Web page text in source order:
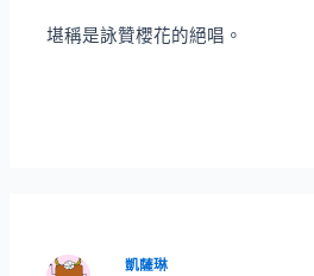
堪稱是詠贊櫻花的絕唱。
凱薩琳